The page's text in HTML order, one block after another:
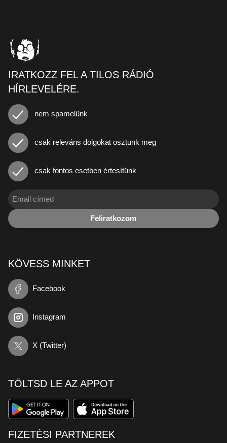
IRATKOZZ FEL A TILOS RÁDIÓ
HÍRLEVELÉRE.
nem spamelünk
csak releváns dolgokat osztunk meg
csak fontos esetben értesítünk
Feliratkozom
KÖVESS MINKET
Facebook
Instagram
X (Twitter)
TÖLTSD LE AZ APPOT
FIZETÉSI PARTNEREK